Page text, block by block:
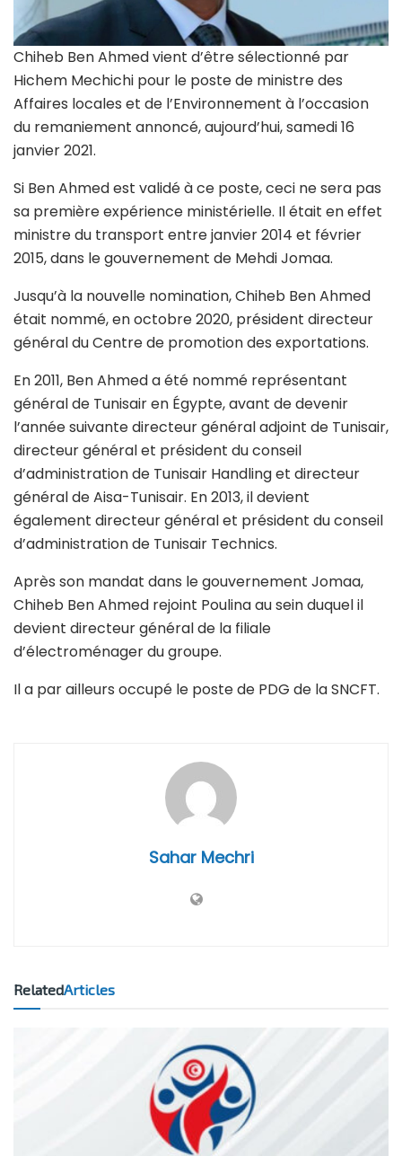
Chiheb Ben Ahmed vient d’être sélectionné par
Hichem Mechichi pour le poste de ministre des
Affaires locales et de l’Environnement à l’occasion
du remaniement annoncé, aujourd’hui, samedi 16
janvier 2021.
Si Ben Ahmed est validé à ce poste, ceci ne sera pas
sa première expérience ministérielle. Il était en effet
ministre du transport entre janvier 2014 et février
2015, dans le gouvernement de Mehdi Jomaa.
Jusqu’à la nouvelle nomination, Chiheb Ben Ahmed
était nommé, en octobre 2020, président directeur
général du Centre de promotion des exportations.
En 2011, Ben Ahmed a été nommé représentant
général de Tunisair en Égypte, avant de devenir
l’année suivante directeur général adjoint de Tunisair,
directeur général et président du conseil
d’administration de Tunisair Handling et directeur
général de Aisa-Tunisair. En 2013, il devient
également directeur général et président du conseil
d’administration de Tunisair Technics.
Après son mandat dans le gouvernement Jomaa,
Chiheb Ben Ahmed rejoint Poulina au sein duquel il
devient directeur général de la filiale
d’électroménager du groupe.
Il a par ailleurs occupé le poste de PDG de la SNCFT.
Sahar Mechri
RelatedArticles